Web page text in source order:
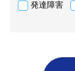
発達障害